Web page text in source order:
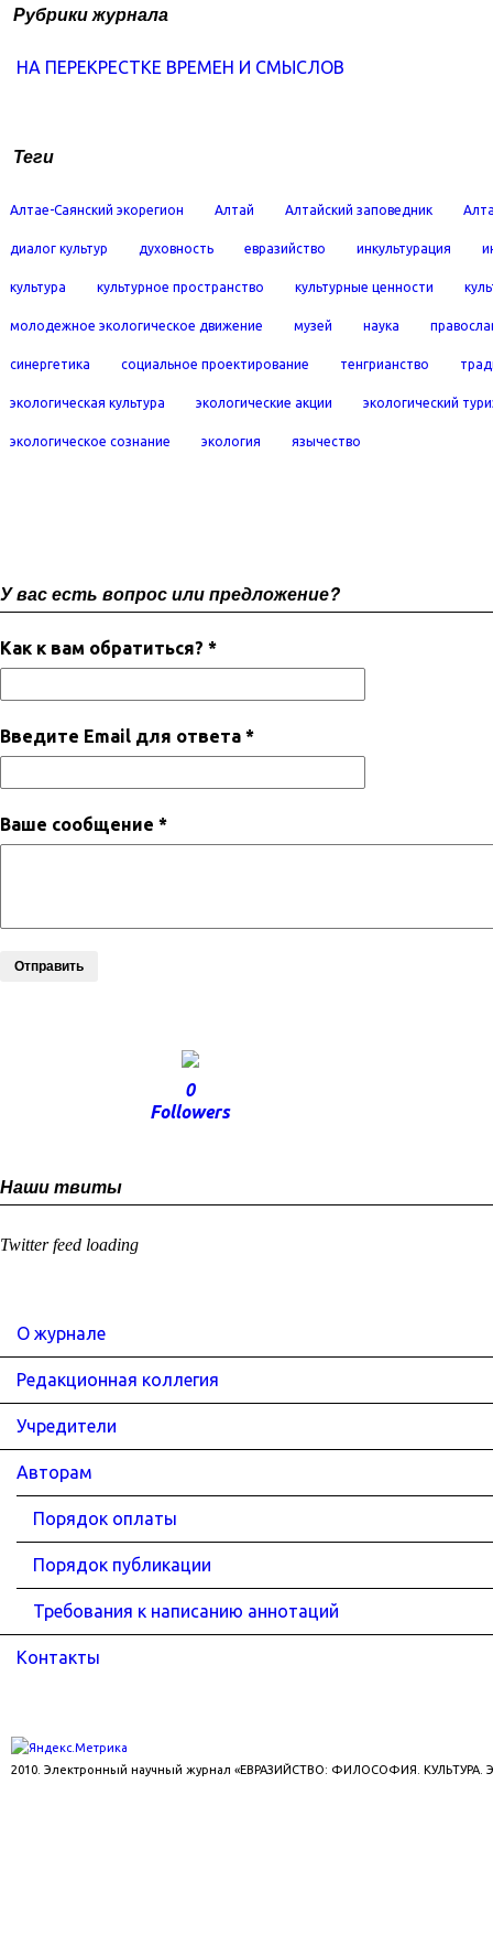
Рубрики журнала
НА ПЕРЕКРЕСТКЕ ВРЕМЕН И СМЫСЛОВ
Теги
Алтае-Саянский экорегион Алтай Алтайский заповедник
диалог культур духовность евразийство инкультурация
культура культурное пространство культурные ценности
молодежное экологическое движение музей наука
синергетика социальное проектирование тенгрианство
экологическая культура экологические акции экологический
экологическое сознание экология язычество
У вас есть вопрос или предложение?
Как к вам обратиться? *
Введите Email для ответа *
Ваше сообщение *
Отправить
0
Followers
Наши твиты
Twitter feed loading
О журнале
Редакционная коллегия
Учредители
Авторам
Порядок оплаты
Порядок публикации
Требования к написанию аннотаций
Контакты
2010. Электронный научный журнал «ЕВРАЗИЙСТВО: ФИЛОСОФИЯ. КУЛЬТУРА.